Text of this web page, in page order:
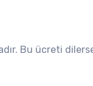
Bu ücreti